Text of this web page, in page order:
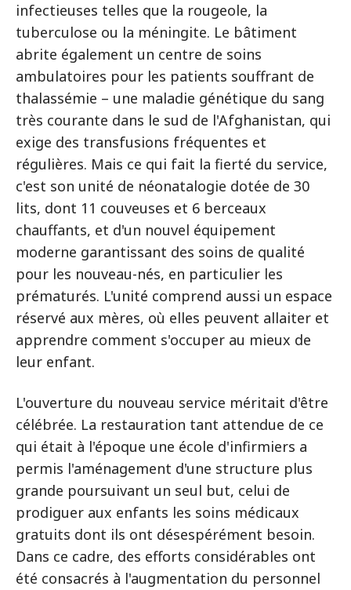
infectieuses telles que la rougeole, la
tuberculose ou la méningite. Le bâtiment
abrite également un centre de soins
ambulatoires pour les patients souffrant de
thalassémie – une maladie génétique du sang
très courante dans le sud de l'Afghanistan, qui
exige des transfusions fréquentes et
régulières. Mais ce qui fait la fierté du service,
c'est son unité de néonatalogie dotée de 30
lits, dont 11 couveuses et 6 berceaux
chauffants, et d'un nouvel équipement
moderne garantissant des soins de qualité
pour les nouveau-nés, en particulier les
prématurés. L'unité comprend aussi un espace
réservé aux mères, où elles peuvent allaiter et
apprendre comment s'occuper au mieux de
leur enfant.
L'ouverture du nouveau service méritait d'être
célébrée. La restauration tant attendue de ce
qui était à l'époque une école d'infirmiers a
permis l'aménagement d'une structure plus
grande poursuivant un seul but, celui de
prodiguer aux enfants les soins médicaux
gratuits dont ils ont désespérément besoin.
Dans ce cadre, des efforts considérables ont
été consacrés à l'augmentation du personnel